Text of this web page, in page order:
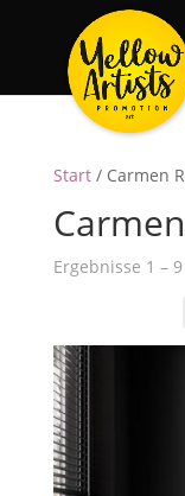
Start/ Carmen
Ergebnisse 1 –